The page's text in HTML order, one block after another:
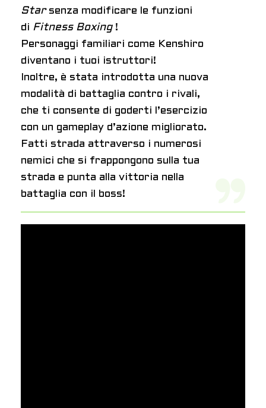
Starsenza modificare le funzioni
di Fitness Boxing!
Personaggi familiari come Kenshiro
diventano i tuoi istruttori!
Inoltre, è stata introdotta una nuova
modalità di battaglia contro i rivali,
che ti consente di goderti l’esercizio
con un gameplay d’azione migliorato.
Fatti strada attraverso i numerosi
nemici che si frappongono sulla tua
strada e punta alla vittoria nella
battaglia con il boss!